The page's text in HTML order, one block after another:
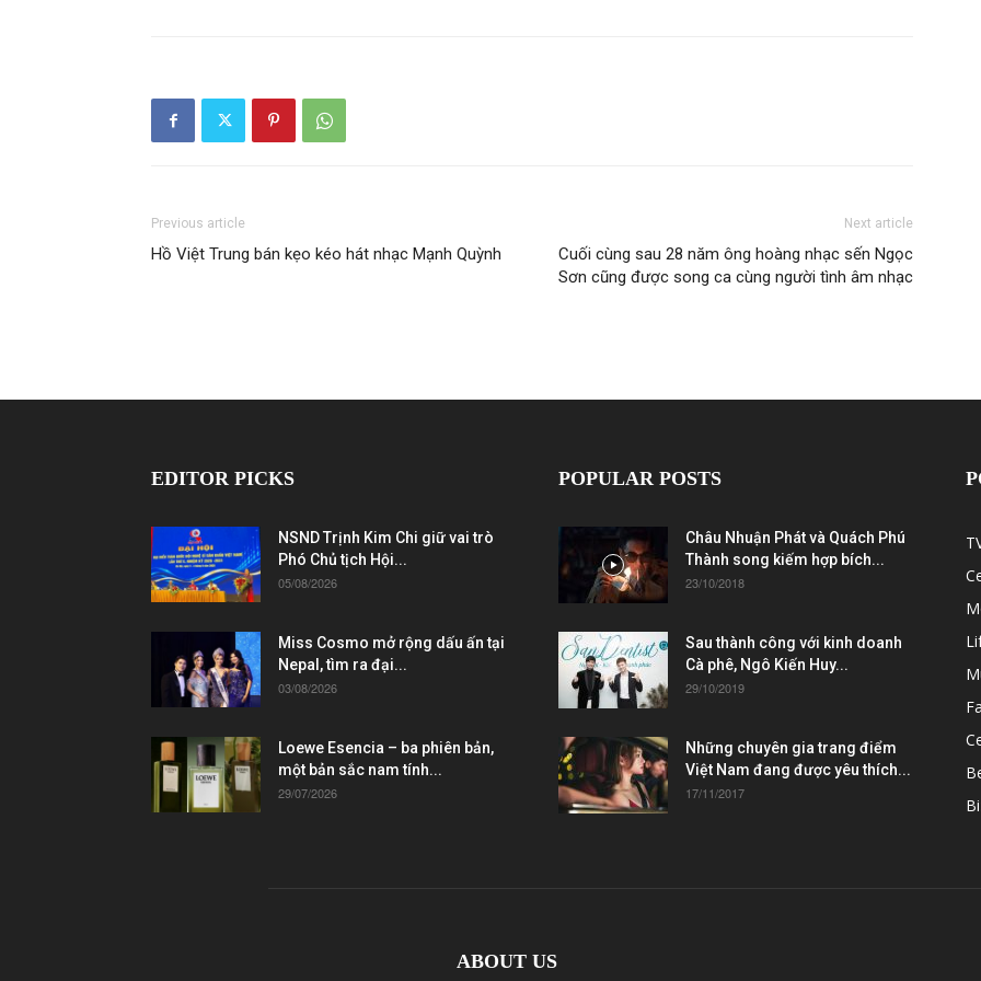
Previous article
Hồ Việt Trung bán kẹo kéo hát nhạc Mạnh Quỳnh
Next article
Cuối cùng sau 28 năm ông hoàng nhạc sến Ngọc
Sơn cũng được song ca cùng người tình âm nhạc
EDITOR PICKS
NSND Trịnh Kim Chi giữ vai trò
Phó Chủ tịch Hội...
05/08/2026
Miss Cosmo mở rộng dấu ấn tại
Nepal, tìm ra đại...
03/08/2026
Loewe Esencia – ba phiên bản,
một bản sắc nam tính...
29/07/2026
POPULAR POSTS
Châu Nhuận Phát và Quách Phú
Thành song kiếm hợp bích...
23/10/2018
Sau thành công với kinh doanh
Cà phê, Ngô Kiến Huy...
29/10/2019
Những chuyên gia trang điểm
Việt Nam đang được yêu thích...
17/11/2017
ABOUT US